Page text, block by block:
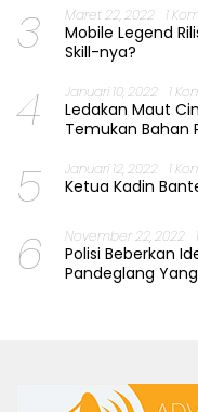
3 Maret 22, 2022 1
Mobile Legend
Skill-nya?
4 Januari 10, 2022 1
Ledakan Maut
Temukan Bahan
5 Januari 12, 2022 1
Ketua Kadin
6 November 22, 2022
Polisi Beberkan
Pandeglang